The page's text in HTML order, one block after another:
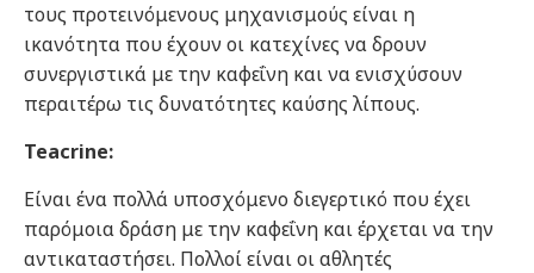
τους προτεινόμενους μηχανισμούς είναι η
ικανότητα που έχουν οι κατεχίνες να δρουν
συνεργιστικά με την καφεΐνη και να ενισχύσουν
περαιτέρω τις δυνατότητες καύσης λίπους.
Teacrine:
Είναι ένα πολλά υποσχόμενο διεγερτικό που έχει
παρόμοια δράση με την καφεΐνη και έρχεται να την
αντικαταστήσει. Πολλοί είναι οι αθλητές